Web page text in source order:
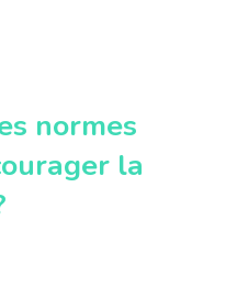
normes
la